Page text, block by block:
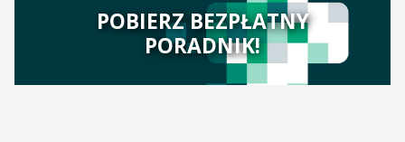
POBIERZ BEZPŁATNY
PORADNIK!